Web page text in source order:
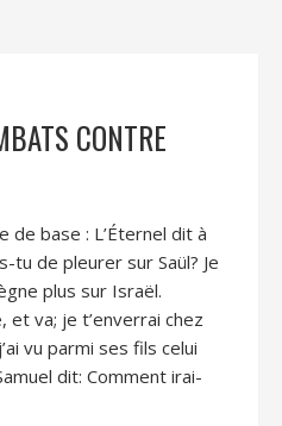
CONTRE
de base : L’Éternel dit à
tu de pleurer sur Saül? Je
plus sur Israël.
et va; je t’enverrai chez
vu parmi ses fils celui
dit: Comment irai-